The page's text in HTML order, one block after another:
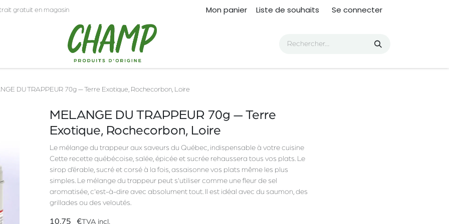
gratuit en magasin Mon panier Liste de souhaits Se connecter
DU TRAPPEUR 70g — Terre Exotique, Rochecorbon, Loire
MELANGE DU TRAPPEUR 70g — Terre
Exotique, Rochecorbon, Loire
Le mélange du trappeur aux saveurs du Québec, indispensable à votre cuisine
Cette recette québécoise, salée, épicée et sucrée rehaussera tous vos plats. Le
sirop d’érable, sucré et corsé à la fois, assaisonne vos plats même les plus
simples. Le mélange du trappeur peut s'utiliser comme une fleur de sel
aromatisée, c'est-à-dire avec absolument tout. Il est idéal avec du saumon, des
grillades ou des veloutés.
10,75 €TVA incl.